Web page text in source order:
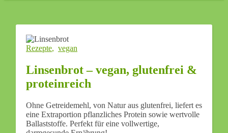
Rezepte, vegan
Linsenbrot – vegan, glutenfrei &
proteinreich
Ohne Getreidemehl, von Natur aus glutenfrei, liefert es
eine Extraportion pflanzliches Protein sowie wertvolle
Ballaststoffe. Perfekt für eine vollwertige,